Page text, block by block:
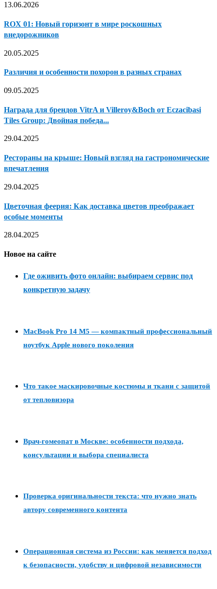
13.06.2026
ROX 01: Новый горизонт в мире роскошных
внедорожников
20.05.2025
Различия и особенности похорон в разных странах
09.05.2025
Награда для брендов VitrA и Villeroy&Boch от Eczacibasi
Tiles Group: Двойная победа...
29.04.2025
Рестораны на крыше: Новый взгляд на гастрономические
впечатления
29.04.2025
Цветочная феерия: Как доставка цветов преображает
особые моменты
28.04.2025
Новое на сайте
Где оживить фото онлайн: выбираем сервис под
конкретную задачу
MacBook Pro 14 M5 — компактный профессиональный
ноутбук Apple нового поколения
Что такое маскировочные костюмы и ткани с защитой
от тепловизора
Врач-гомеопат в Москве: особенности подхода,
консультации и выбора специалиста
Проверка оригинальности текста: что нужно знать
автору современного контента
Операционная система из России: как меняется подход
к безопасности, удобству и цифровой независимости